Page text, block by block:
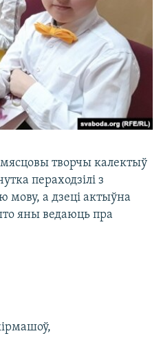
мясцовы творчы калектыў
пераходзілі з
мову, а дзеці актыўна
яны ведаюць пра